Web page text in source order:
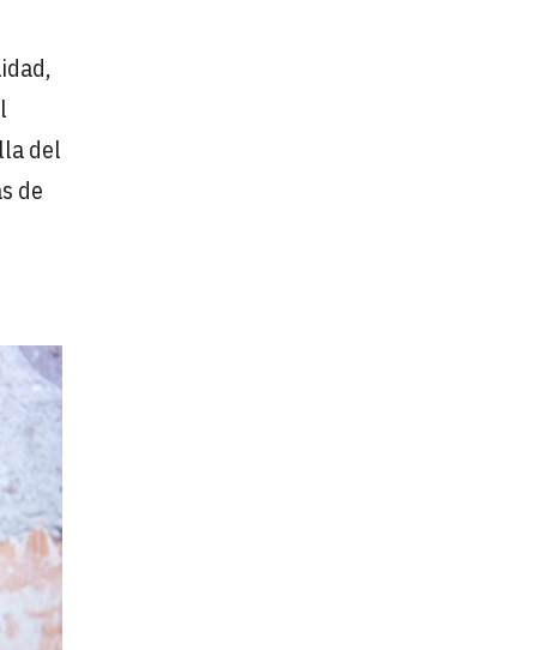
del
de